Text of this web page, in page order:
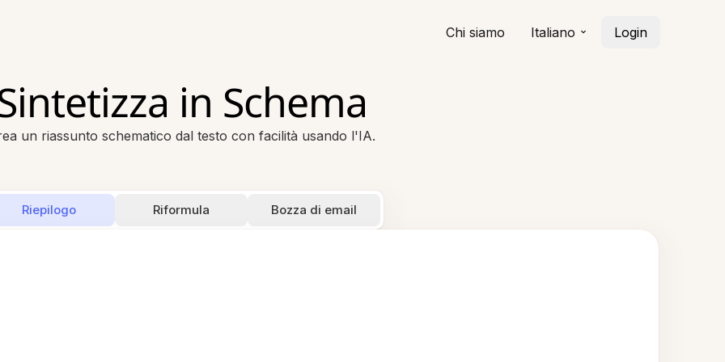
Chi siamo Italiano Login
in Schema
un riassunto schematico dal testo con facilità usando l'IA.
Riepilogo Riformula Bozza di email